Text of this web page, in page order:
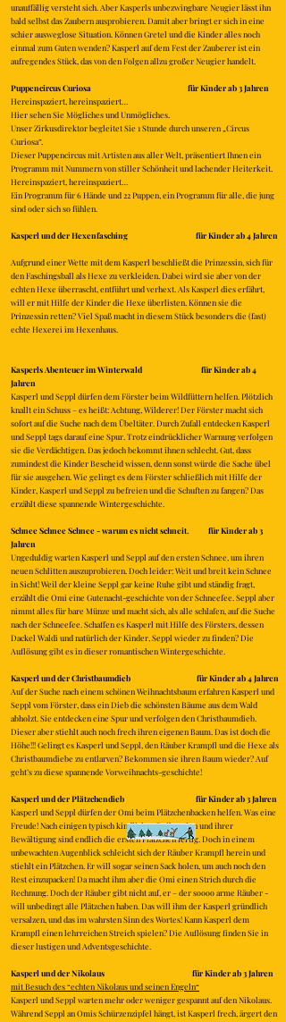
unauffällig versteht sich. Aber Kasperls unbezwingbare Neugier lässt ihn
bald selbst das Zaubern ausprobieren. Damit aber bringt er sich in eine
schier ausweglose Situation. Können Gretel und die Kinder alles noch
einmal zum Guten wenden? Kasperl auf dem Fest der Zauberer ist ein
aufregendes Stück, das von den Folgen allzu großer Neugier handelt.
Puppencircus Curiosa für Kinder ab 3 Jahren
Hereinspaziert, hereinspaziert…
Hier sehen Sie Mögliches und Unmögliches.
Unser Zirkusdirektor begleitet Sie 1 Stunde durch unseren „Circus
Curiosa”.
Dieser Puppencircus mit Artisten aus aller Welt, präsentiert Ihnen ein
Programm mit Nummern von stiller Schönheit und lachender Heiterkeit.
Hereinspaziert, hereinspaziert…
Ein Programm für 6 Hände und 22 Puppen, ein Programm für alle, die jung
sind oder sich so fühlen.
Kasperl und der Hexenfasching für Kinder ab 4 Jahren
Aufgrund einer Wette mit dem Kasperl beschließt die Prinzessin, sich für
den Faschingsball als Hexe zu verkleiden. Dabei wird sie aber von der
echten Hexe überrascht, entführt und verhext. Als Kasperl dies erfährt,
will er mit Hilfe der Kinder die Hexe überlisten. Können sie die
Prinzessin retten? Viel Spaß macht in diesem Stück besonders die (fast)
echte Hexerei im Hexenhaus.
Kasperls Abenteuer im Winterwald für Kinder ab 4
Jahren
Kasperl und Seppl dürfen dem Förster beim Wildfüttern helfen. Plötzlich
knallt ein Schuss – es heißt: Achtung, Wilderer! Der Förster macht sich
sofort auf die Suche nach dem Übeltäter. Durch Zufall entdecken Kasperl
und Seppl tags darauf eine Spur. Trotz eindrücklicher Warnung verfolgen
sie die Verdächtigen. Das jedoch bekommt ihnen schlecht. Gut, dass
zumindest die Kinder Bescheid wissen, denn sonst würde die Sache übel
für sie ausgehen. Wie gelingt es dem Förster schließlich mit Hilfe der
Kinder, Kasperl und Seppl zu befreien und die Schuften zu fangen? Das
erzählt diese spannende Wintergeschichte.
Schnee Schnee Schnee - warum es nicht schneit. für Kinder ab 3
Jahren
Ungeduldig warten Kasperl und Seppl auf den ersten Schnee, um ihren
neuen Schlitten auszuprobieren. Doch leider: Weit und breit kein Schnee
in Sicht! Weil der kleine Seppl gar keine Ruhe gibt und ständig fragt,
erzählt die Omi eine Gutenacht-geschichte von der Schneefee. Seppl aber
nimmt alles für bare Münze und macht sich, als alle schlafen, auf die Suche
nach der Schneefee. Schaffen es Kasperl mit Hilfe des Försters, dessen
Dackel Waldi und natürlich der Kinder, Seppl wieder zu finden? Die
Auflösung gibt es in dieser romantischen Wintergeschichte.
Kasperl und der Christbaumdieb für Kinder ab 4 Jahren
Auf der Suche nach einem schönen Weihnachtsbaum erfahren Kasperl und
Seppl vom Förster, dass ein Dieb die schönsten Bäume aus dem Wald
abholzt. Sie entdecken eine Spur und verfolgen den Christbaumdieb.
Dieser aber stiehlt auch noch frech ihren eigenen Baum. Das ist doch die
Höhe!!! Gelingt es Kasperl und Seppl, den Räuber Krampfl und die Hexe als
Christbaumdiebe zu entlarven? Bekommen sie ihren Baum wieder? Auf
geht’s zu diese spannende Vorweihnachts-geschichte!
Kasperl und der Plätzchendieb für Kinder ab 3 Jahren
Kasperl und Seppl dürfen der Omi beim Plätzchenbacken helfen. Was eine
Freude! Nach einigen typisch kindlichen Reibereien und ihrer
Bewältigung sind endlich die ersten Plätzchen fertig. Doch in einem
unbewachten Augenblick schleicht sich der Räuber Krampfl herein und
stiehlt ein Plätzchen. Er will sogar seinen Sack holen, um auch noch den
Rest einzupacken! Da macht ihm aber die Omi einen Strich durch die
Rechnung. Doch der Räuber gibt nicht auf, er – der soooo arme Räuber -
will unbedingt alle Plätzchen haben. Das will ihm der Kasperl gründlich
versalzen, und das im wahrsten Sinn des Wortes! Kann Kasperl dem
Krampfl einen lehrreichen Streich spielen? Die Auflösung finden Sie in
dieser lustigen und Adventsgeschichte.
Kasperl und der Nikolaus für Kinder ab 3 Jahren
mit Besuch des “echten Nikolaus und seinen Engeln“
Kasperl und Seppl warten mehr oder weniger gespannt auf den Nikolaus.
Während Seppl an Omis Schürzenzipfel hängt, ist Kasperl frech, ärgert den